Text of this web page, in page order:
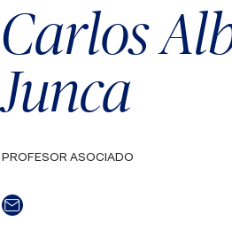
Carlos
Junca
PROFESOR ASOCIADO